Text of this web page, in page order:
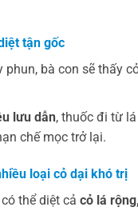
tận gốc
phun, bà con sẽ thấy
lưu dẫn, thuốc đi từ
chế mọc trở lại.
loại cỏ dại khó trị
thể diệt cả cỏ lá